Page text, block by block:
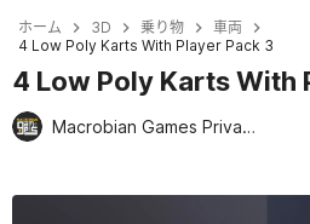
ホーム 3D 乗り物
車両
4 Low Poly Karts With Player Pack 3
4 Low Poly Karts With
Macrobian Games Private Limited